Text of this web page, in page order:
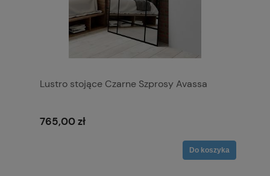
Lustro stojące Czarne Szprosy Avassa
765,00 zł
Do koszyka